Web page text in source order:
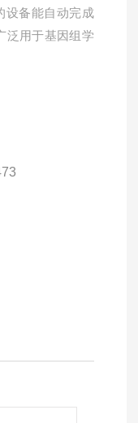
设备能自动完成
泛用于基因组学